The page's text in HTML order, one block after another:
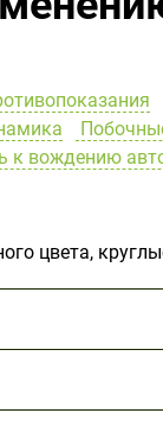
к вождению
цвета,